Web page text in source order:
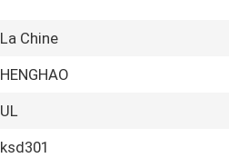
La Chine
HENGHAO
UL
ksd301